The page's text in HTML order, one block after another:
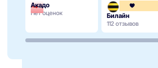
Акадо
Нет оценок Билайн
112 отзывов